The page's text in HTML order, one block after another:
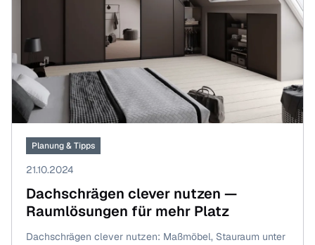
Planung & Tipps
21.10.2024
Dachschrägen clever nutzen —
Raumlösungen für mehr Platz
Dachschrägen clever nutzen: Maßmöbel, Stauraum unter